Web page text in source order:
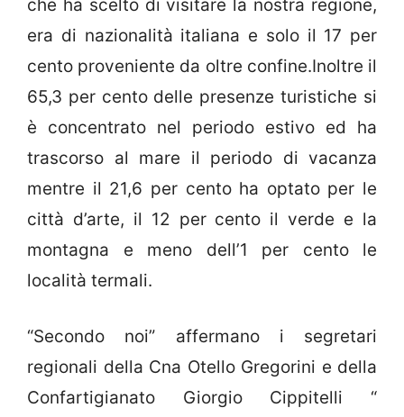
che ha scelto di visitare la nostra regione,
era di nazionalità italiana e solo il 17 per
cento proveniente da oltre confine.Inoltre il
65,3 per cento delle presenze turistiche si
è concentrato nel periodo estivo ed ha
trascorso al mare il periodo di vacanza
mentre il 21,6 per cento ha optato per le
città d’arte, il 12 per cento il verde e la
montagna e meno dell’1 per cento le
località termali.
“Secondo noi” affermano i segretari
regionali della Cna Otello Gregorini e della
Confartigianato Giorgio Cippitelli “